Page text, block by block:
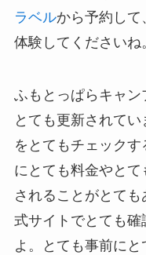
ラベルから予約して
体験してくださいね
ふもとっぱらキャ
とても更新されて
をとてもチェック
にとても料金やと
されることがとて
式サイトでとても
よ。とても事前に